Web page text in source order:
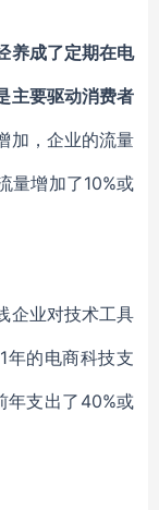
养成了定期在电
主要驱动消费者
加，企业的流量
量增加了10%或
企业对技术工具
年的电商科技支
年支出了40%或